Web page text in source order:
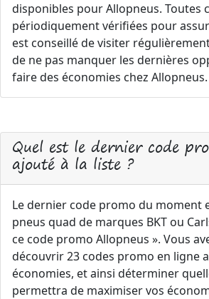
disponibles pour Allopneus. Toutes
périodiquement vérifiées pour
est conseillé de visiter
de ne pas manquer les dernières
faire des économies chez Allopneus.
Quel est le dernier code
ajouté à la liste ?
Le dernier code promo du moment
pneus quad de marques BKT ou
ce code promo Allopneus ». Vous
découvrir 23 codes promo en ligne
économies, et ainsi déterminer
permettra de maximiser vos